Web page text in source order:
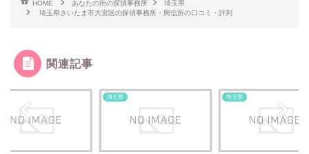
HOME あなたの街の探偵事務所
埼玉県
埼玉県さいたま市大宮区の探偵事務所・興信所の口コミ・評判
関連記事
埼玉県 埼玉県